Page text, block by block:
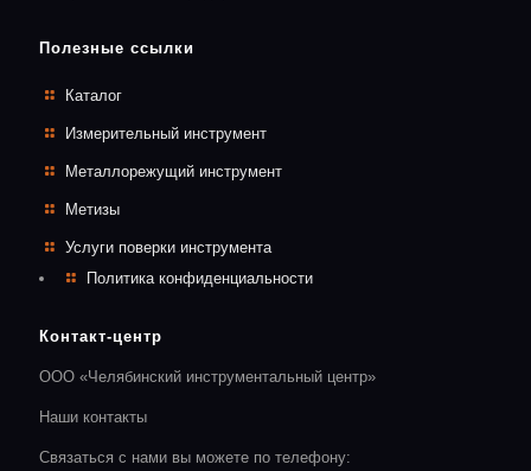
Полезные ссылки
Каталог
Измерительный инструмент
Металлорежущий инструмент
Метизы
Услуги поверки инструмента
Политика конфиденциальности
Контакт-центр
ООО «Челябинский инструментальный центр»
Наши контакты
Связаться с нами вы можете по телефону: